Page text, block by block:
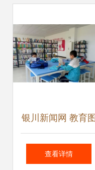
银川新闻网 教育图
书的普及与创新引
查看详情